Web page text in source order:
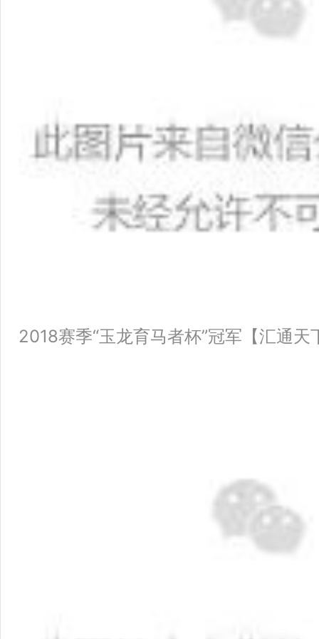
2018赛季“玉龙育马者杯”冠军【汇通天